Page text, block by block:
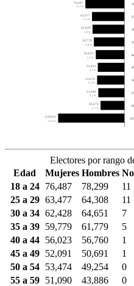
76,487
6.1%
63,477
5.1%
62,428
5.0%
59,779
4.8%
56,023
4.5%
52,091
4.2%
53,474
4.3%
51,090
4.1%
46,676
3.7%
129,833
10.4%
65
Electores por rango
Edad
Mujeres Hombres
18 a 24
76,487 78,299 11
25 a 29 63,477 64,308 11
30 a 34 62,428 64,651 7
35 a 39
59,779 61,779 5
40 a 44
56,023 56,760 1
45 a 49
52,091 50,691 1
50 a 54
53,474 49,254 0
55 a 59
51,090 43,886 0